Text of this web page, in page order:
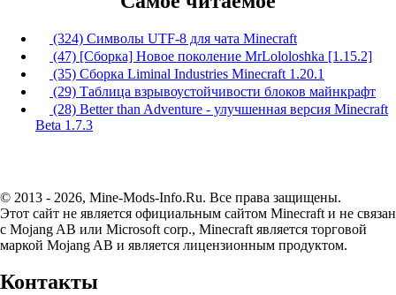
(324) Символы UTF-8 для чата Minecraft
(47) [Сборка] Новое поколение MrLololoshka [1.15.2]
(35) Сборка Liminal Industries Minecraft 1.20.1
(29) Таблица взрывоустойчивости блоков майнкрафт
(28) Better than Adventure - улучшенная версия Minecraft
Beta 1.7.3
© 2013 - 2026, Mine-Mods-Info.Ru. Все права защищены.
Этот сайт не является официальным сайтом Minecraft и не связан
с Mojang AB или Microsoft corp., Minecraft является торговой
маркой Mojang AB и является лицензионным продуктом.
Контакты